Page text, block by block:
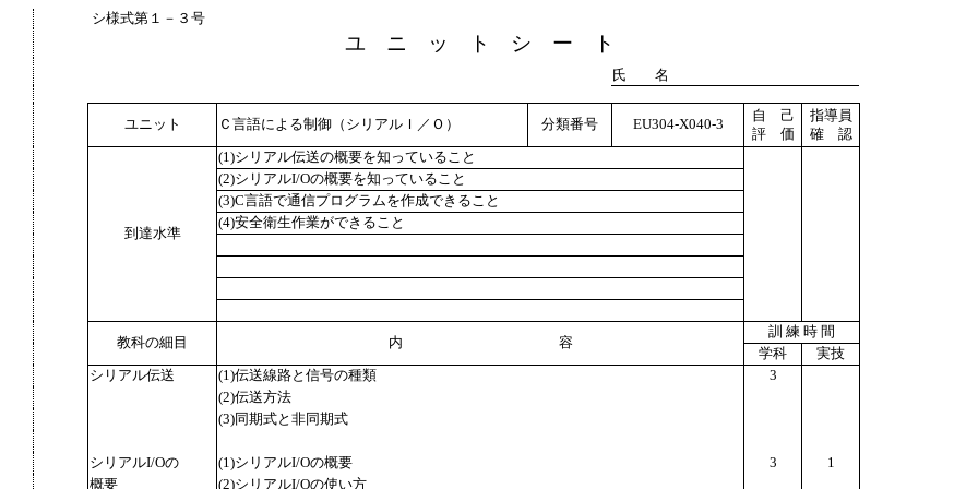
シ様式第１－３号
ユ ニ ッ ト シ ー ト
氏 名
ユニット Ｃ言語による制御（シリアルＩ／Ｏ） 分類番号 EU304-X040-3
自 己
評 価
指導員
確 認
到達水準
(1)シリアル伝送の概要を知っていること
(2)シリアルI/Oの概要を知っていること
(3)C言語で通信プログラムを作成できること
(4)安全衛生作業ができること
教科の細目 内 容
訓 練 時 間
学科
実技
シリアル伝送
(1)伝送線路と信号の種類
3
(2)伝送方法
(3)同期式と非同期式
シリアルI/Oの (1)シリアルI/Oの概要 3
1
概要
(2)シリアルI/Oの使い方